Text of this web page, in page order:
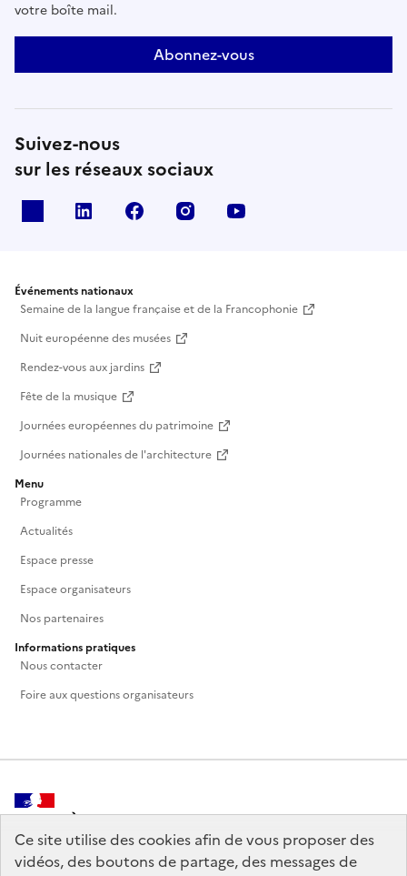
Ce site utilise des cookies afin de vous proposer des
vidéos, des boutons de partage, des messages de
votre boîte mail.
Abonnez-vous
Suivez-nous
sur les réseaux sociaux
Linkedin Facebook Instagram
Événements nationaux
Semaine de la langue française et de la Francophonie
Nuit européenne des musées
Rendez-vous aux jardins
Fête de la musique
Journées européennes du patrimoine
Journées nationales de l'architecture
Menu
Programme
Actualités
Espace presse
Espace organisateurs
Nos partenaires
Informations pratiques
Nous contacter
Foire aux questions organisateurs
MINISTÈRE
DE LA CULTURE